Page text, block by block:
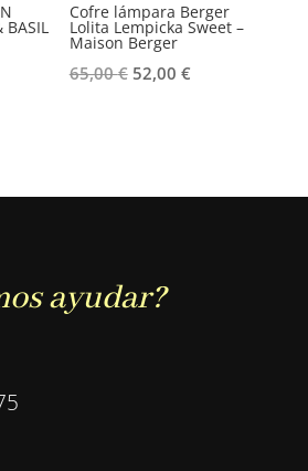
BASIL
Cofre lámpara Berger
Lolita Lempicka Sweet –
Maison Berger
65,00€ El
52,00 €El
ayudar?